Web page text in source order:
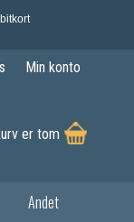
Min konto
er tom
Andet